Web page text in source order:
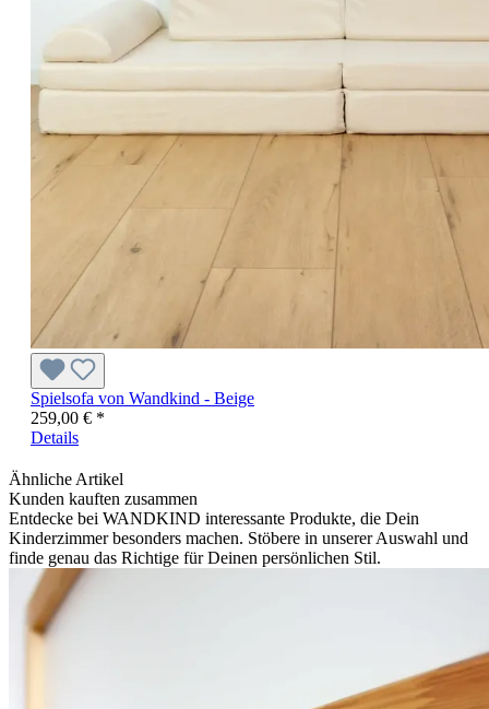
Spielsofa von Wandkind - Beige
259,00 € *
Details
Ähnliche Artikel
Kunden kauften zusammen
Entdecke bei WANDKIND interessante Produkte, die Dein
Kinderzimmer besonders machen. Stöbere in unserer Auswahl und
finde genau das Richtige für Deinen persönlichen Stil.